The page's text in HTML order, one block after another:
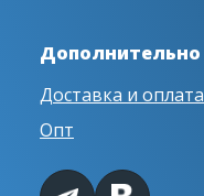
Дополнительно
Доставка и оплата
Опт